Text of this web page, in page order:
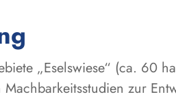
„Eselswiese“ (ca. 60
zur